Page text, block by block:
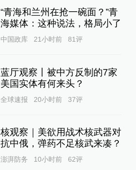
“青海和兰州在抢一碗面？”青
海媒体：这种说法，格局小了
中国政库 21小时前 81评
蓝厅观察丨被中方反制的7家
美国实体有何来头？
全球速报 20小时前 37评
核观察｜美欲用战术核武器对
抗中俄，弹药不足核武来凑？
澎湃防务 10小时前 62评